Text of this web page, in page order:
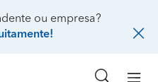
ou empresa?